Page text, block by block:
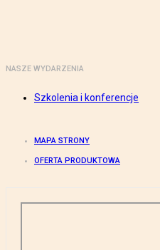
NASZE WYDARZENIA
Szkolenia i konferencje
MAPA STRONY
OFERTA PRODUKTOWA